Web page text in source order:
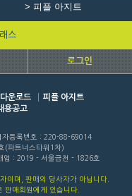
> 피플 아지트
스
로그인
운로드
피플 아지트
용공고
자등록번호 : 220-88-69014
(파트너스타워1차)
: 2019 - 서울금천 - 1826호
이며, 판매의 당사자가 아닙니다.
판매회원에게 있습니다.